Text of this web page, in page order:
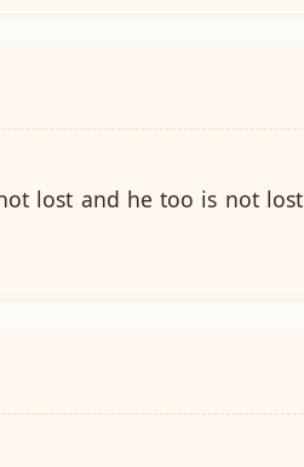
lost and he too is not lost